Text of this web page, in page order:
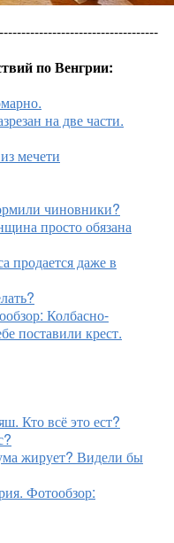
по Венгрии:
на две части.
мечети
чиновники?
просто обязана
продается даже в
Колбасно-
поставили крест.
Кто всё это ест?
жирует? Видели бы
Фотообзор: